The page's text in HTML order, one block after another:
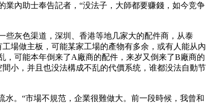
內助士奉告記者，“没法子，大師都要赚錢，如今竞争
些灰色渠道，深圳、香港等地几家大的配件商，从泰
場做主板，可能某家工場的產物有多余，或有人能从內
，可能本年倒来了A廠商的配件，来岁又倒来了B廠商的
小，并且也没法構成不乱的代價系统，谁都没法自動节
水。“市場不規范，企業很難做大。前一段時候，我曾和